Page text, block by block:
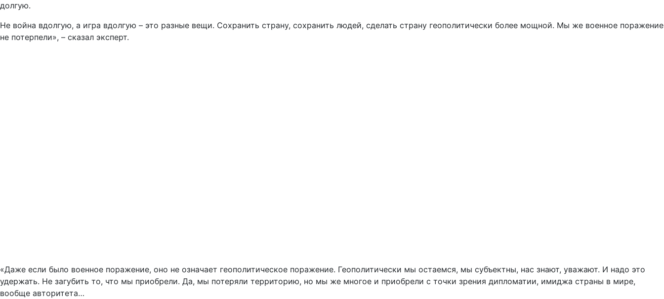
долгую.
Не война вдолгую, а игра вдолгую – это разные вещи. Сохранить страну, сохранить людей, сделать страну геополитически более мощной. Мы же военное поражение
не потерпели», – сказал эксперт.
«Даже если было военное поражение, оно не означает геополитическое поражение. Геополитически мы остаемся, мы субъектны, нас знают, уважают. И надо это
удержать. Не загубить то, что мы приобрели. Да, мы потеряли территорию, но мы же многое и приобрели с точки зрения дипломатии, имиджа страны в мире,
вообще авторитета…